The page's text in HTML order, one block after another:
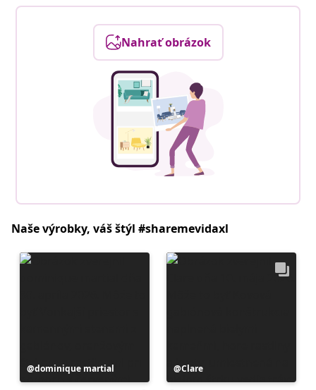
Nahrať obrázok
Naše výrobky, váš štýl #sharemevidaxl
Príspevok
zverejnil
dominique martial
Príspevok
zverejnil
Clare